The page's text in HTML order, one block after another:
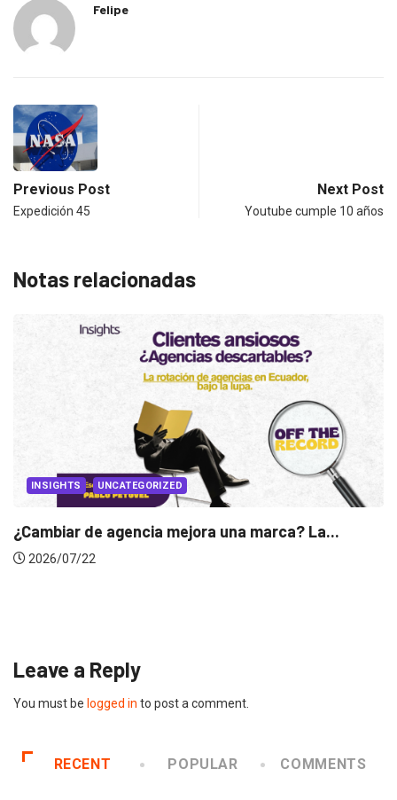
Felipe
Previous Post
Expedición 45
Next Post
Youtube cumple 10 años
Notas relacionadas
una marca? La... INSIGHTS
Leave a Reply
You must be logged in to post a comment.
RECENT POPULAR COMMENTS